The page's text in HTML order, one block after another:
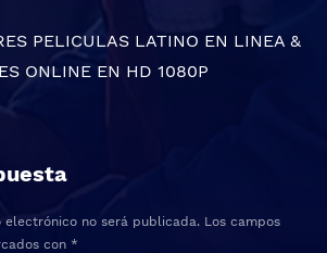
PELICULAS LATINO EN LINEA &
ONLINE EN HD 1080P
electrónico no será publicada. Los campos
con *